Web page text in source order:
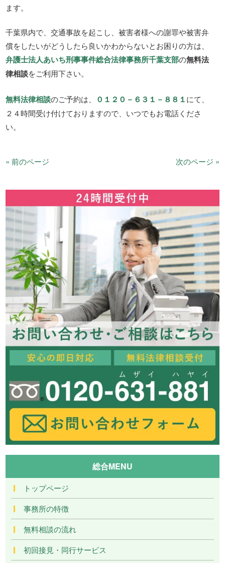
ます。
千葉県内で、交通事故を起こし、被害者様への謝罪や被害弁
償をしたいがどうしたら良いかわからないとお困りの方は、
弁護士法人あいち刑事事件総合法律事務所千葉支部の無料法
律相談をご利用下さい。
無料法律相談のご予約は、 ０１２０－６３１－８８１にて、
２４時間受け付けておりますので、いつでもお電話くださ
い。
« 前のページ 次のページ »
総合MENU
トップページ
事務所の特徴
無料相談の流れ
初回接見・同行サービス